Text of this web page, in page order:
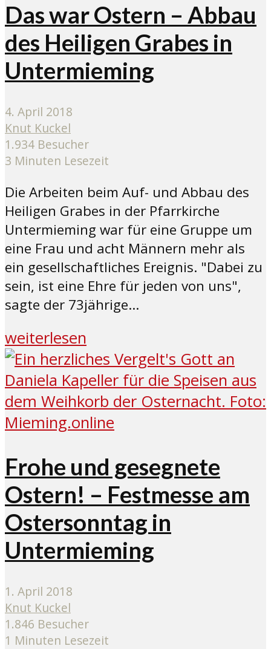
Das war Ostern – Abbau
des Heiligen Grabes in
Untermieming
4. April 2018
Knut Kuckel
1.934 Besucher
3 Minuten Lesezeit
Die Arbeiten beim Auf- und Abbau des
Heiligen Grabes in der Pfarrkirche
Untermieming war für eine Gruppe um
eine Frau und acht Männern mehr als
ein gesellschaftliches Ereignis. "Dabei zu
sein, ist eine Ehre für jeden von uns",
sagte der 73jährige...
weiterlesen
Frohe und gesegnete
Ostern! – Festmesse am
Ostersonntag in
Untermieming
1. April 2018
Knut Kuckel
1.846 Besucher
1 Minuten Lesezeit